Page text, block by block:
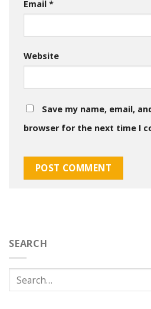
Email *
Website
Save my name, email,
browser for the next time I
SEARCH